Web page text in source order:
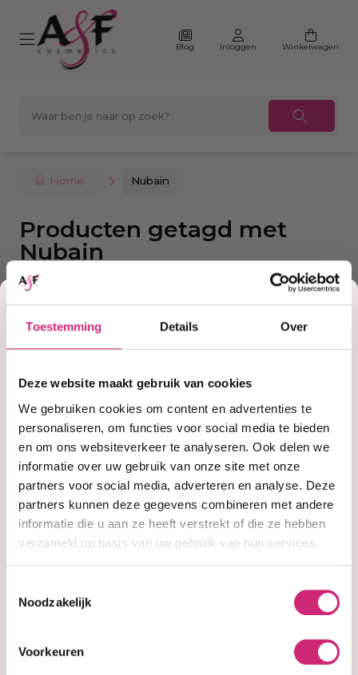
Toestemming Details Over
Deze website maakt gebruik van cookies
We gebruiken cookies om content en advertenties te
personaliseren, om functies voor social media te bieden
en om ons websiteverkeer te analyseren. Ook delen we
informatie over uw gebruik van onze site met onze
partners voor social media, adverteren en analyse. Deze
partners kunnen deze gegevens combineren met andere
informatie die u aan ze heeft verstrekt of die ze hebben
verzameld op basis van uw gebruik van hun services.
Noodzakelijk
Voorkeuren
Blog Inloggen Winkelwagen
Home Nubain
Producten getagd met
Nubain
Filter Sorteer
Op voorraad
Nubian Queen
20oz
€10,99
Op voorraad
Korting
op je
eerste
bestelling